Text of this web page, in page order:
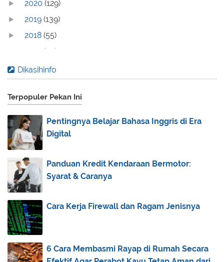
► 2020 (129)
► 2019 (139)
► 2018 (55)
(70)
► 2016(83)
► 2014(44)
► 2013
► 2012 (40)
► 2011
▼ 2010 (83)
► December(26)
▼ November
Teladan dari Abu Hanifah
Cinta Ibunda
Kehidupan : Ibarat Semut, Laba-Laba dan Lebah
Belajar dari Khidhir As
Dikasihinfo
Terpopuler Pekan Ini
Pentingnya Belajar Bahasa Inggris di Era
Digital
Panduan Kredit Kendaraan Bermotor:
Syarat & Caranya
Cara Kerja Firewall dan Ragam Jenisnya
6 Cara Membasmi Rayap di Rumah Secara